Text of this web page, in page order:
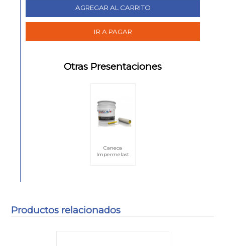
Otras Presentaciones
Caneca
Impermelast
Productos relacionados